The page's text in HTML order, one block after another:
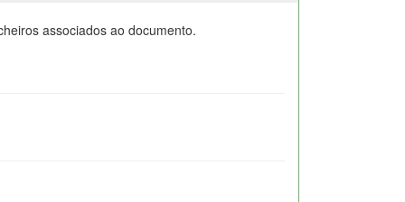
associados ao documento.